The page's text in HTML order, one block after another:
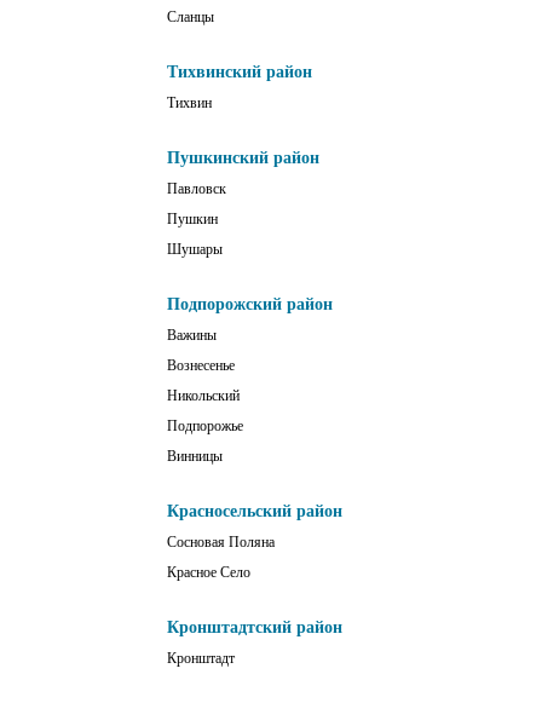
Сланцы
Тихвинский район
Тихвин
Пушкинский район
Павловск
Пушкин
Шушары
Подпорожский район
Важины
Вознесенье
Никольский
Подпорожье
Винницы
Красносельский район
Сосновая Поляна
Красное Село
Кронштадтский район
Кронштадт